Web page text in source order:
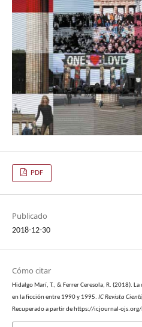
PDF
Publicado
2018-12-30
Cómo citar
Hidalgo Marí, T., & Ferrer Ceresola, R. (2018).
en la ficción entre 1990 y 1995. IC Revista
Recuperado a partir de https://icjournal-